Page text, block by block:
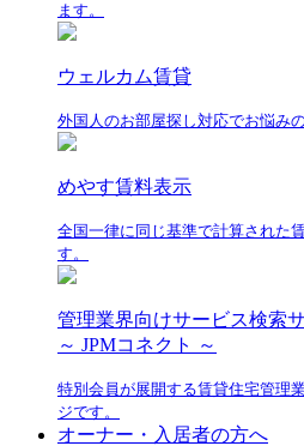
ます。
ウェルカム賃貸
外国人のお部屋探し対応でお悩み
めやす賃料表示
全国一律に同じ基準で計算された
す。
管理業界向けサービス検索
～ JPMコネクト ～
特別会員が展開する賃貸住宅管理
ジです。
オーナー・入居者の方へ